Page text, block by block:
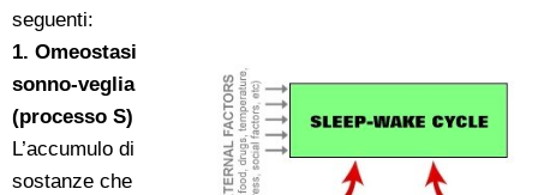
seguenti:
1. Omeostasi
sonno-veglia
(processo S)
L’accumulo di
sostanze che